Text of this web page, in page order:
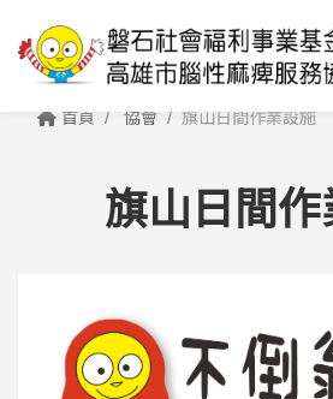
首頁 協會 旗山日間作業設施
旗山日間作